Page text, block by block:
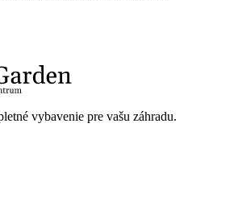
vybavenie pre vašu záhradu.